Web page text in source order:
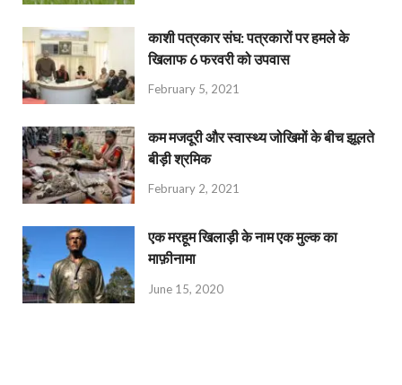
काशी पत्रकार संघ: पत्रकारों पर हमले के
खिलाफ 6 फरवरी को उपवास
February 5, 2021
कम मजदूरी और स्वास्थ्य जोखिमों के बीच झूलते
बीड़ी श्रमिक
February 2, 2021
एक मरहूम खिलाड़ी के नाम एक मुल्क का
माफ़ीनामा
June 15, 2020